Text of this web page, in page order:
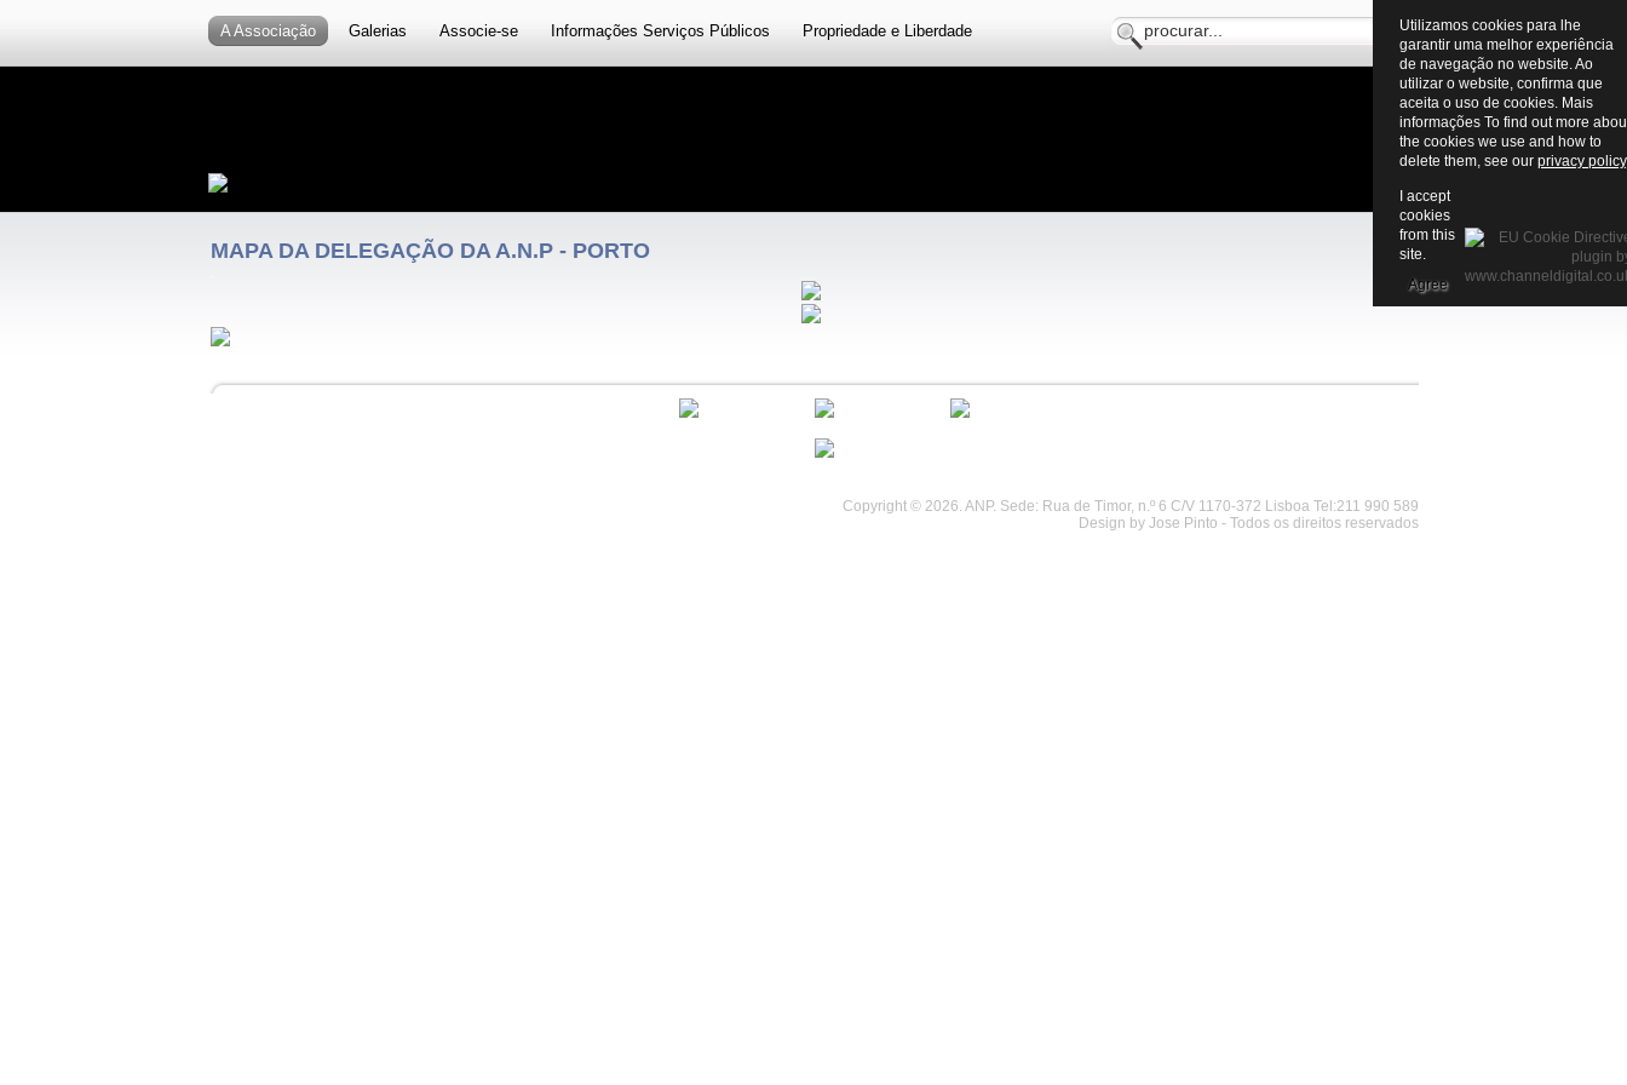
A Associação Galerias Associe-se Informações Serviços Públicos Propriedade e Liberdade
MAPA DA DELEGAÇÃO DA A.N.P - PORTO
.
Copyright © 2026. ANP. Sede: Rua de Timor, n.º 6 C/V 1170-372 Lisboa Tel:211 990 589
Design by Jose Pinto - Todos os direitos reservados
Utilizamos cookies para lhe
garantir uma melhor experiência
de navegação no website. Ao
utilizar o website, confirma que
aceita o uso de cookies. Mais
informações To find out more
the cookies we use and how to
delete them, see our privacy policy
I accept
cookies
from this
site.
Agree